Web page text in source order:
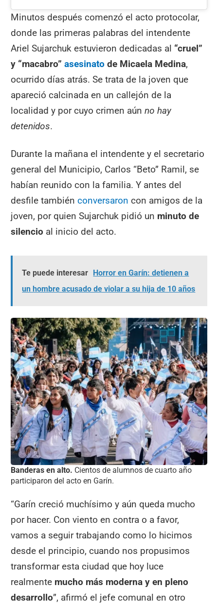
Minutos después comenzó el acto protocolar,
donde las primeras palabras del intendente
Ariel Sujarchuk estuvieron dedicadas al “cruel”
y “macabro”asesinatode Micaela Medina,
ocurrido días atrás. Se trata de la joven que
apareció calcinada en un callejón de la
localidad y por cuyo crimen aúnno hay
detenidos.
Durante la mañana el intendente y el secretario
general del Municipio, Carlos “Beto” Ramil, se
habían reunido con la familia. Y antes del
desfile tambiénconversaron con amigos de la
joven, por quien Sujarchuk pidió un minuto de
silencio al inicio del acto.
Te puede interesar Horror en Garín: detienen a
un hombre acusado de violar a su hija de 10 años
Banderas en alto. Cientos de alumnos de cuarto año
participaron del acto en Garín.
“Garín creció muchísimo y aún queda mucho
por hacer. Con viento en contra o a favor,
vamos a seguir trabajando como lo hicimos
desde el principio, cuando nos propusimos
transformar esta ciudad que hoy luce
realmente mucho más moderna y en pleno
desarrollo”, afirmó el jefe comunal en otro